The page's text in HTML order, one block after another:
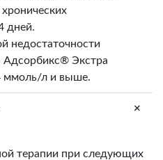
дней.
недостаточности
Адсорбикс® Экстра
ммоль/л и выше.
+
терапии при следующих